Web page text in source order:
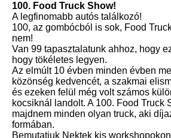
100. Food Truck Show!
A legfinomabb autós találkozó!
100, az gombócból is sok, Food
nem!
Van 99 tapasztalatunk ahhoz, hogy
hogy tökéletes legyen.
Az elmúlt 10 évben minden évben
közönség kedvencét, a szakmai
és ezeken felül még volt számos
kocsiknál landolt. A 100. Food Truck
majdnem minden olyan truck, aki
formában.
Bemutatjuk Nektek kis